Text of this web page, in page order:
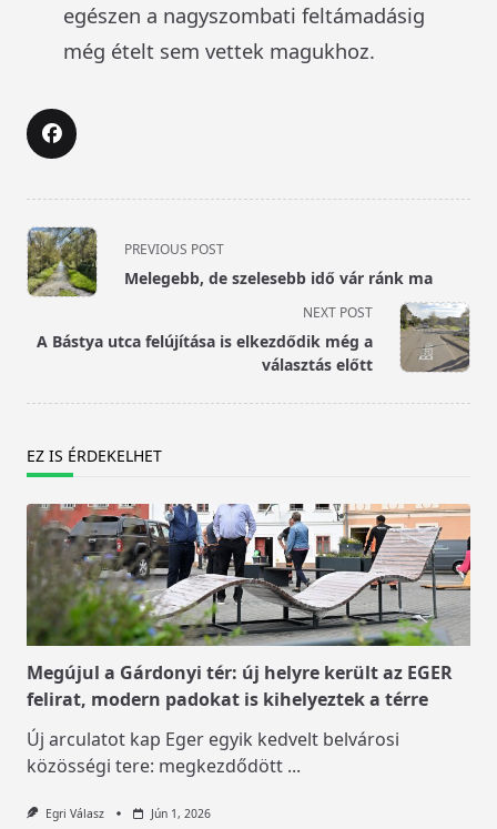
egészen a nagyszombati feltámadásig
még ételt sem vettek magukhoz.
<span
class="nav-
subtitle
reader-
PREVIOUS POST
Melegebb, de szelesebb idő vár ránk ma
NEXT POST
A Bástya utca felújítása is elkezdődik még a
választás előtt
EZ IS ÉRDEKELHET
Megújul a Gárdonyi tér: új helyre került az EGER
felirat, modern padokat is kihelyeztek a térre
Új arculatot kap Eger egyik kedvelt belvárosi
közösségi tere: megkezdődött ...
Egri Válasz Jún 1, 2026